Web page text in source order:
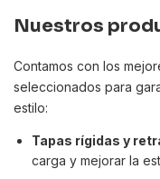
Nuestros
Contamos con los
seleccionados para
estilo:
Tapas rígidas y
carga y mejorar la